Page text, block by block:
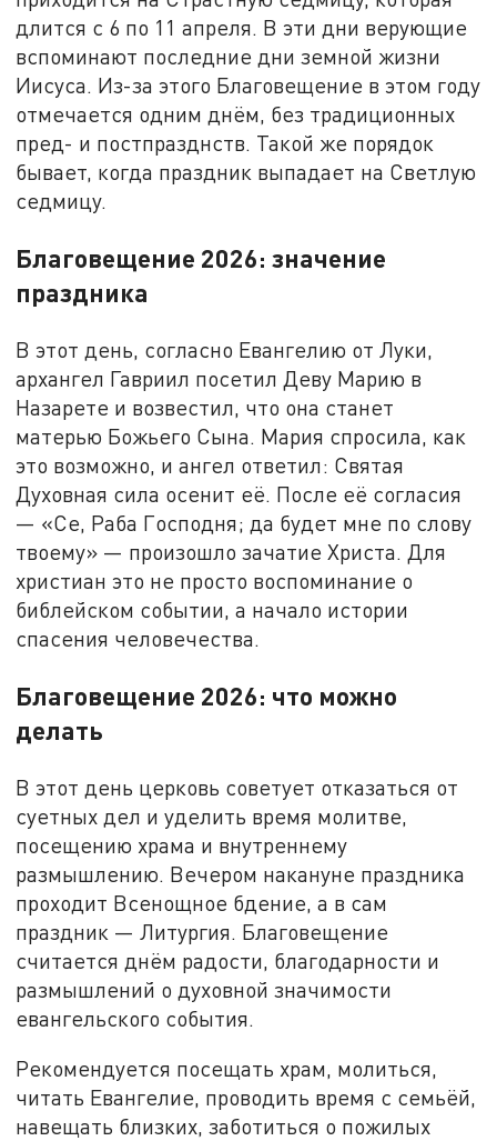
длится с 6 по 11 апреля. В эти дни верующие
вспоминают последние дни земной жизни
Иисуса. Из-за этого Благовещение в этом году
отмечается одним днём, без традиционных
пред- и постпразднств. Такой же порядок
бывает, когда праздник выпадает на Светлую
седмицу.
Благовещение 2026: значение
праздника
В этот день, согласно Евангелию от Луки,
архангел Гавриил посетил Деву Марию в
Назарете и возвестил, что она станет
матерью Божьего Сына. Мария спросила, как
это возможно, и ангел ответил: Святая
Духовная сила осенит её. После её согласия
— «Се, Раба Господня; да будет мне по слову
твоему» — произошло зачатие Христа. Для
христиан это не просто воспоминание о
библейском событии, а начало истории
спасения человечества.
Благовещение 2026: что можно
делать
В этот день церковь советует отказаться от
суетных дел и уделить время молитве,
посещению храма и внутреннему
размышлению. Вечером накануне праздника
проходит Всенощное бдение, а в сам
праздник — Литургия. Благовещение
считается днём радости, благодарности и
размышлений о духовной значимости
евангельского события.
Рекомендуется посещать храм, молиться,
читать Евангелие, проводить время с семьёй,
навещать близких, заботиться о пожилых